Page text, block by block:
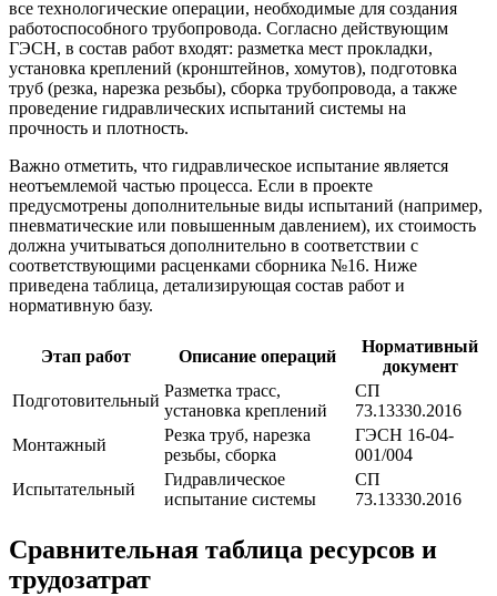
все технологические операции, необходимые для создания
работоспособного трубопровода. Согласно действующим
ГЭСН, в состав работ входят: разметка мест прокладки,
установка креплений (кронштейнов, хомутов), подготовка
труб (резка, нарезка резьбы), сборка трубопровода, а также
проведение гидравлических испытаний системы на
прочность и плотность.
Важно отметить, что гидравлическое испытание является
неотъемлемой частью процесса. Если в проекте
предусмотрены дополнительные виды испытаний (например,
пневматические или повышенным давлением), их стоимость
должна учитываться дополнительно в соответствии с
соответствующими расценками сборника №16. Ниже
приведена таблица, детализирующая состав работ и
нормативную базу.
Этап работ Описание операций
Нормативный
документ
Подготовительный
Разметка трасс,
установка креплений
СП
73.13330.2016
Монтажный
Резка труб, нарезка
резьбы, сборка
ГЭСН 16-04-
001/004
Испытательный
Гидравлическое
испытание системы
СП
73.13330.2016
Сравнительная таблица ресурсов и
трудозатрат